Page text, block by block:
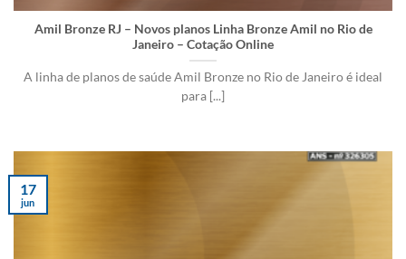
Amil Bronze RJ – Novos planos Linha Bronze Amil no Rio de
Janeiro – Cotação Online
A linha de planos de saúde Amil Bronze no Rio de Janeiro é ideal
para [...]
17
jun